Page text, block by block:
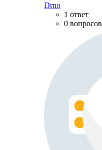
Drno
1 ответ
0 вопросов